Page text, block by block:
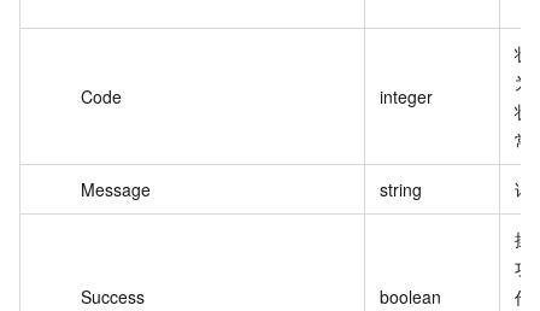
Code integer
状
为
状
常
Message string 详
Success boolean
操
功
作